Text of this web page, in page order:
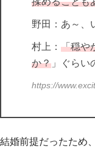
野田：あ～、
村上： 「穏や
か？ 」ぐらい
https://
結婚前提だったため